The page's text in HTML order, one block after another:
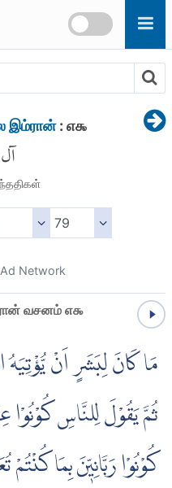
இம்ரான்: ௭௯
Network
வசனம் ௭௯
مَا كَانَ لِبَشَرٍ اَنْ يُّؤْتِيَهُ
ثُمَّ يَقُوْلَ لِلنَّاسِ كُوْنُوْا
كُوْنُوْا رَبَّانِيّٖنَ بِمَا